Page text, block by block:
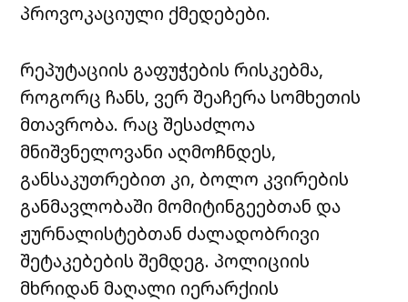
პროვოკაციული ქმედებები.
რეპუტაციის გაფუჭების რისკებმა,
როგორც ჩანს, ვერ შეაჩერა სომხეთის
მთავრობა. რაც შესაძლოა
მნიშვნელოვანი აღმოჩნდეს,
განსაკუთრებით კი, ბოლო კვირების
განმავლობაში მომიტინგეებთან და
ჟურნალისტებთან ძალადობრივი
შეტაკებების შემდეგ. პოლიციის
მხრიდან მაღალი იერარქიის